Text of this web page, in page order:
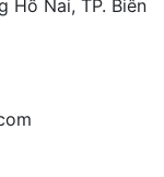
Hố Nai, TP. Biên